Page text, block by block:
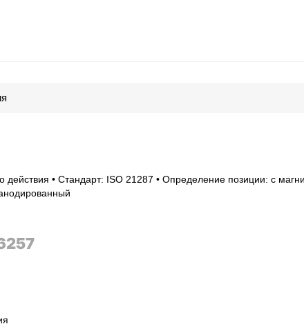
• Стандарт: ISO 21287 • Определение позиции: с